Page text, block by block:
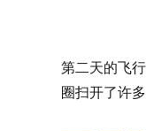
第二天的飞
圈扫开了许